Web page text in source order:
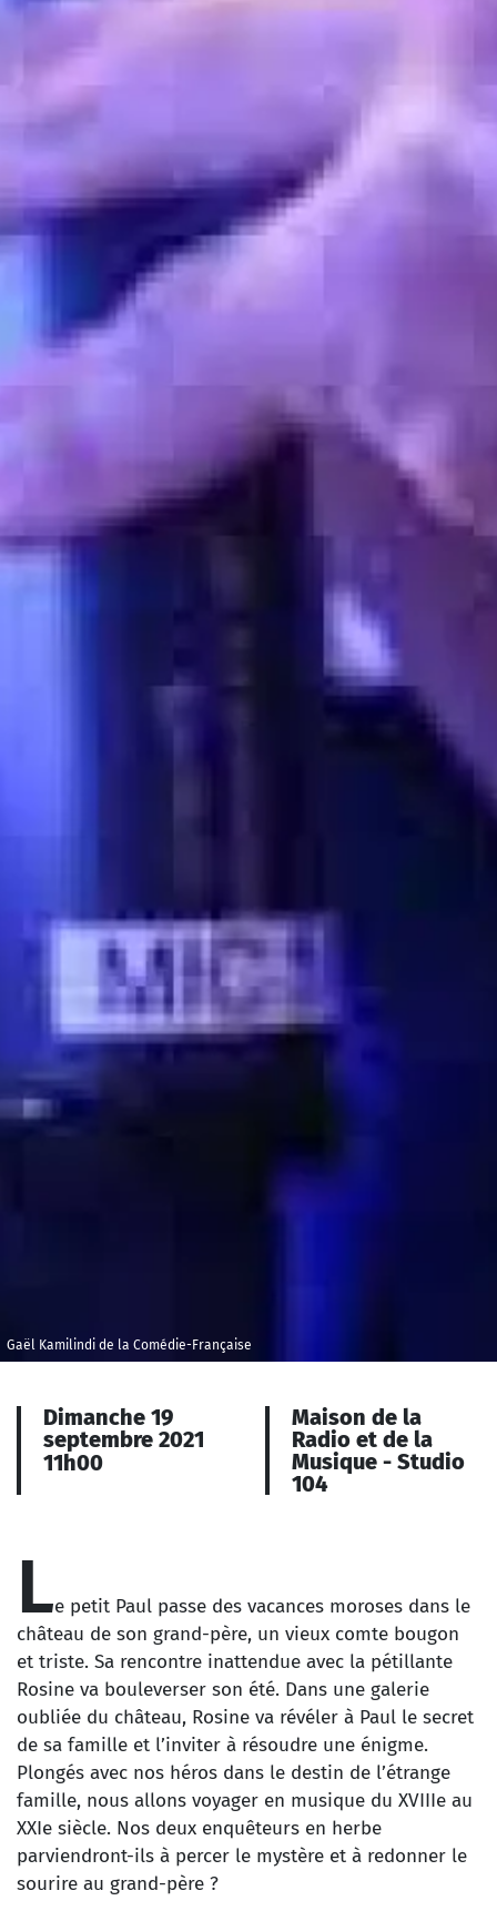
Gaël Kamilindi de la Comédie-Française
Dimanche 19
septembre 2021
11h00
Maison de la
Radio et de la
Musique - Studio
104
Le petit Paul passe des vacances moroses dans le
château de son grand-père, un vieux comte bougon
et triste. Sa rencontre inattendue avec la pétillante
Rosine va bouleverser son été. Dans une galerie
oubliée du château, Rosine va révéler à Paul le secret
de sa famille et l’inviter à résoudre une énigme.
Plongés avec nos héros dans le destin de l’étrange
famille, nous allons voyager en musique du XVIIIe au
XXIe siècle. Nos deux enquêteurs en herbe
parviendront-ils à percer le mystère et à redonner le
sourire au grand-père ?